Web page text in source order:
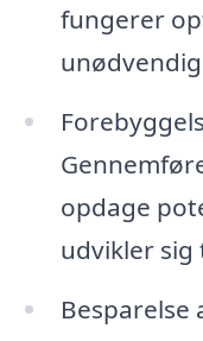
fungerer
opdage
udvikler sig
Besparelse